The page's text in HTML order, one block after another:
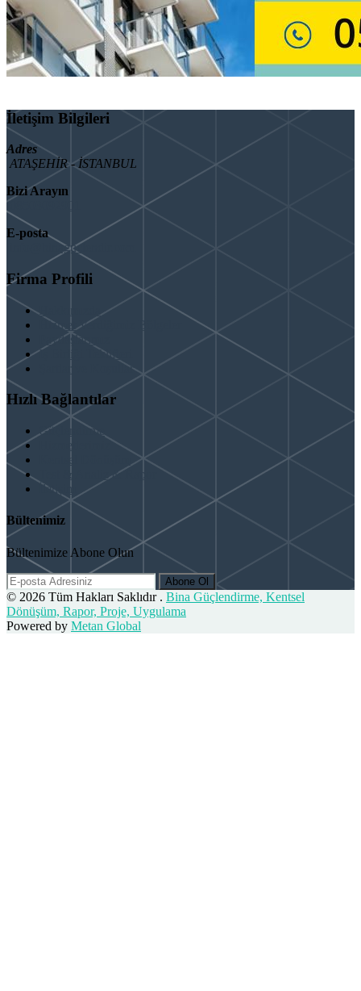
İletişim Bilgileri
Adres
ATAŞEHİR - İSTANBUL
Bizi Arayın
E-posta
info@binaguclendir.com
Firma Profili
Hakkımızda
Hizmet Verdiğimiz Bölgeler
Paydaşlarımız
İş Birliği Teklifleri
Şartlar ve Koşullar
Hızlı Bağlantılar
Güçlendirme
Hizmetlerimiz
Test & Analiz & Rapor
İletişim
Bültenimiz
Bültenimize Abone Olun
Abone Ol
© 2026 Tüm Hakları Saklıdır . Bina Güçlendirme, Kentsel
Dönüşüm, Rapor, Proje, Uygulama
Powered by Metan Global